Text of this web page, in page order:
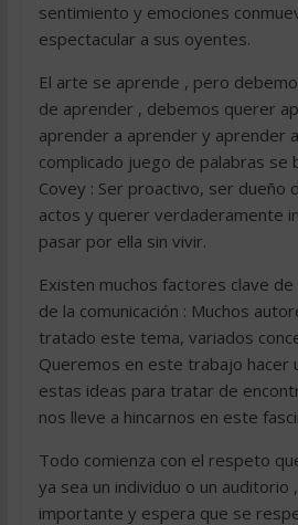
sentimiento y emociones
espectacular a sus oyentes.
El arte se aprende , pero
de aprender , debemos querer
aprender a aprender y aprender
complicado juego de palabras se
Covey : Ser proactivo, ser dueño
actos y querer verdaderamente
pasar por ella sin vivir.
Existen muchos factores clave
de la comunicación : Muchos
tratado este tema, variados
Queremos en este trabajo hacer
estas ideas para tratar de
nos lleve a hincarnos en este
Todo comienza con el respeto
ya sea un individuo o un auditorio
importante y espera que se